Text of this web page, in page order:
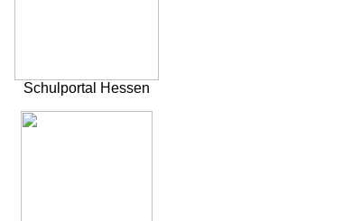
Schulportal Hessen